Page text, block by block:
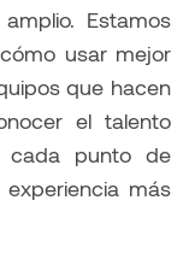
Estamos
usar mejor
que hacen
el talento
cada punto de
más